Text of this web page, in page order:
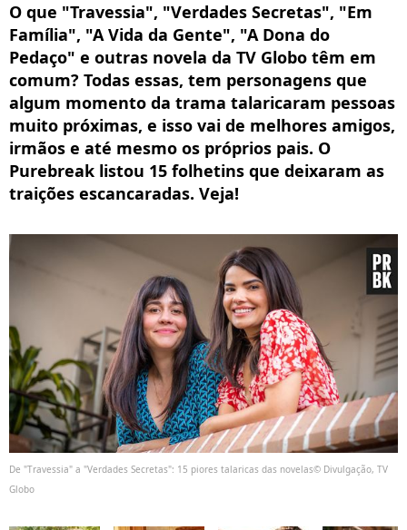
O que "Travessia", "Verdades Secretas", "Em
Família", "A Vida da Gente", "A Dona do
Pedaço" e outras novela da TV Globo têm em
comum? Todas essas, tem personagens que
algum momento da trama talaricaram pessoas
muito próximas, e isso vai de melhores amigos,
irmãos e até mesmo os próprios pais. O
Purebreak listou 15 folhetins que deixaram as
traições escancaradas. Veja!
De "Travessia" a "Verdades Secretas": 15 piores talaricas das novelas© Divulgação, TV
Globo